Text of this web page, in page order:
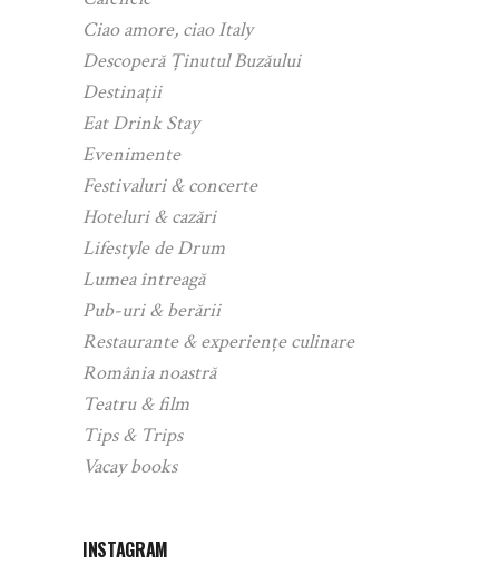
Ciao amore, ciao Italy
Descoperă Ținutul Buzăului
Destinații
Eat Drink Stay
Evenimente
Festivaluri & concerte
Hoteluri & cazări
Lifestyle de Drum
Lumea întreagă
Pub-uri & berării
Restaurante & experiențe culinare
România noastră
Teatru & film
Tips & Trips
Vacay books
INSTAGRAM